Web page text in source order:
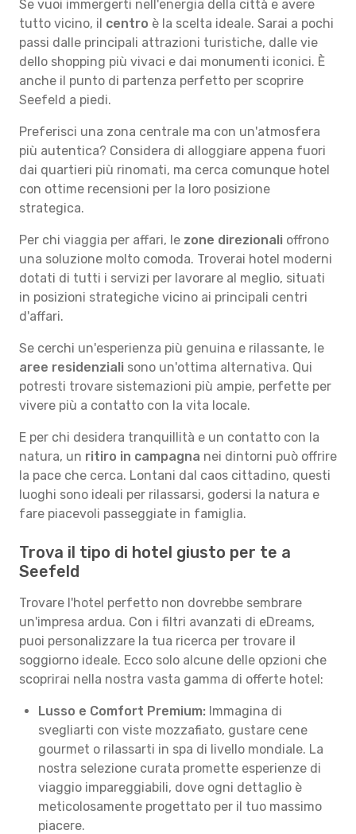
Se vuoi immergerti nell'energia della città e avere
tutto vicino, il centro è la scelta ideale. Sarai a pochi
passi dalle principali attrazioni turistiche, dalle vie
dello shopping più vivaci e dai monumenti iconici. È
anche il punto di partenza perfetto per scoprire
Seefeld a piedi.
Preferisci una zona centrale ma con un'atmosfera
più autentica? Considera di alloggiare appena fuori
dai quartieri più rinomati, ma cerca comunque hotel
con ottime recensioni per la loro posizione
strategica.
Per chi viaggia per affari, le zone direzionali offrono
una soluzione molto comoda. Troverai hotel moderni
dotati di tutti i servizi per lavorare al meglio, situati
in posizioni strategiche vicino ai principali centri
d'affari.
Se cerchi un'esperienza più genuina e rilassante, le
aree residenziali sono un'ottima alternativa. Qui
potresti trovare sistemazioni più ampie, perfette per
vivere più a contatto con la vita locale.
E per chi desidera tranquillità e un contatto con la
natura, un ritiro in campagna nei dintorni può offrire
la pace che cerca. Lontani dal caos cittadino, questi
luoghi sono ideali per rilassarsi, godersi la natura e
fare piacevoli passeggiate in famiglia.
Trova il tipo di hotel giusto per te a
Seefeld
Trovare l'hotel perfetto non dovrebbe sembrare
un'impresa ardua. Con i filtri avanzati di eDreams,
puoi personalizzare la tua ricerca per trovare il
soggiorno ideale. Ecco solo alcune delle opzioni che
scoprirai nella nostra vasta gamma di offerte hotel:
Lusso e Comfort Premium: Immagina di
svegliarti con viste mozzafiato, gustare cene
gourmet o rilassarti in spa di livello mondiale. La
nostra selezione curata promette esperienze di
viaggio impareggiabili, dove ogni dettaglio è
meticolosamente progettato per il tuo massimo
piacere.